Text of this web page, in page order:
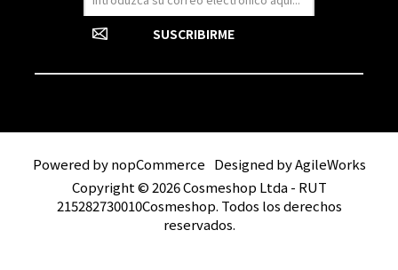
Powered bynopCommerce Designed byAgileWorks
Copyright © 2026 Cosmeshop Ltda - RUT
215282730010Cosmeshop. Todos los derechos
reservados.